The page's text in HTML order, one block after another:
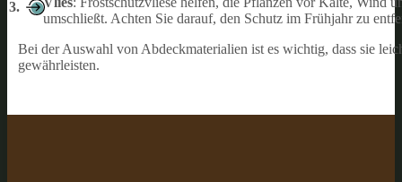
umschließt. Achten Sie darauf, den Schutz im Frühjahr zu
Bei der Auswahl von Abdeckmaterialien ist es wichtig, dass sie
gewährleisten.